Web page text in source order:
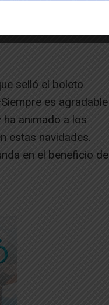
selló el boleto
es agradable
animado a los
estas navidades.
en el beneficio de